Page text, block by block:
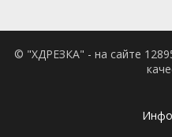
© "ХДРЕЗКА" - на сайте